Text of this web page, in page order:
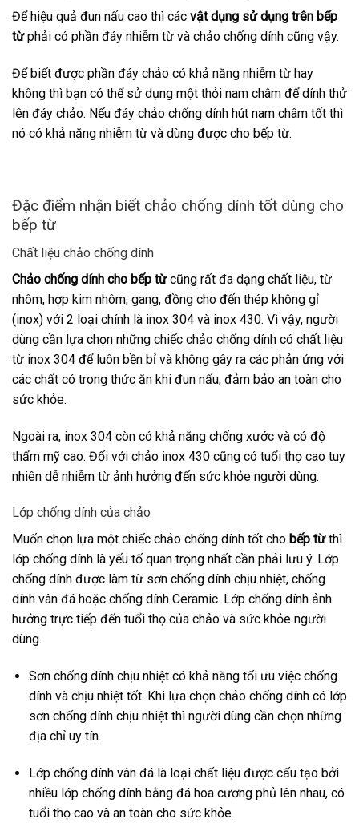
Để hiệu quả đun nấu cao thì các vật dụng sử dụng trên bếp
từphải có phần đáy nhiễm từ và chảo chống dính cũng vậy.
Để biết được phần đáy chảo có khả năng nhiễm từ hay
không thì bạn có thể sử dụng một thỏi nam châm để dính thử
lên đáy chảo. Nếu đáy chảo chống dính hút nam châm tốt thì
nó có khả năng nhiễm từ và dùng được cho bếp từ.
Đặc điểm nhận biết chảo chống dính tốt dùng cho
bếp từ
Chất liệu chảo chống dính
Chảo chống dính cho bếp từcũng rất đa dạng chất liệu, từ
nhôm, hợp kim nhôm, gang, đồng cho đến thép không gỉ
(inox) với 2 loại chính là inox 304 và inox 430. Vì vậy, người
dùng cần lựa chọn những chiếc chảo chống dính có chất liệu
từ inox 304 để luôn bền bỉ và không gây ra các phản ứng với
các chất có trong thức ăn khi đun nấu, đảm bảo an toàn cho
sức khỏe.
Ngoài ra, inox 304 còn có khả năng chống xước và có độ
thẩm mỹ cao. Đối với chảo inox 430 cũng có tuổi thọ cao tuy
nhiên dễ nhiễm từ ảnh hưởng đến sức khỏe người dùng.
Lớp chống dính của chảo
Muốn chọn lựa một chiếc chảo chống dính tốt cho bếp từthì
lớp chống dính là yếu tố quan trọng nhất cần phải lưu ý. Lớp
chống dính được làm từ sơn chống dính chịu nhiệt, chống
dính vân đá hoặc chống dính Ceramic. Lớp chống dính ảnh
hưởng trực tiếp đến tuổi thọ của chảo và sức khỏe người
dùng.
Sơn chống dính chịu nhiệt có khả năng tối ưu việc chống
dính và chịu nhiệt tốt. Khi lựa chọn chảo chống dính có lớp
sơn chống dính chịu nhiệt thì người dùng cần chọn những
địa chỉ uy tín.
Lớp chống dính vân đá là loại chất liệu được cấu tạo bởi
nhiều lớp chống dính bằng đá hoa cương phủ lên nhau, có
tuổi thọ cao và an toàn cho sức khỏe.